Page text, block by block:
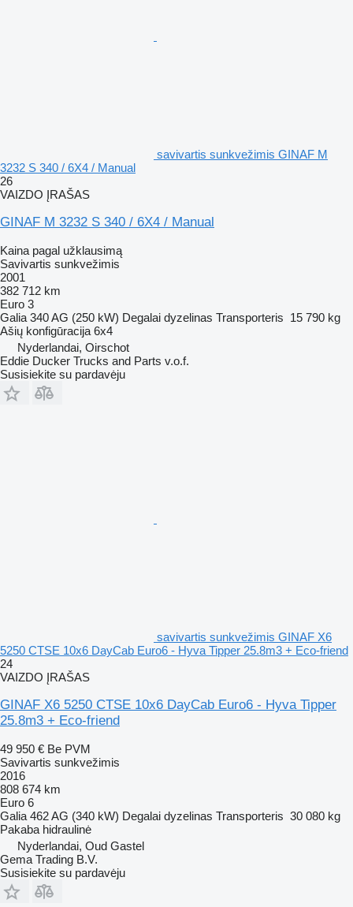
savivartis sunkvežimis GINAF M
3232 S 340 / 6X4 / Manual
26
VAIZDO ĮRAŠAS
GINAF M 3232 S 340 / 6X4 / Manual
Kaina pagal užklausimą
Savivartis sunkvežimis
2001
382 712 km
Euro 3
Galia 340 AG (250 kW) Degalai dyzelinas Transporteris 15 790 kg
Ašių konfigūracija 6x4
Nyderlandai, Oirschot
Eddie Ducker Trucks and Parts v.o.f.
Susisiekite su pardavėju
savivartis sunkvežimis GINAF X6
5250 CTSE 10x6 DayCab Euro6 - Hyva Tipper 25.8m3 + Eco-friend
24
VAIZDO ĮRAŠAS
GINAF X6 5250 CTSE 10x6 DayCab Euro6 - Hyva Tipper
25.8m3 + Eco-friend
49 950 € Be PVM
Savivartis sunkvežimis
2016
808 674 km
Euro 6
Galia 462 AG (340 kW) Degalai dyzelinas Transporteris 30 080 kg
Pakaba hidraulinė
Nyderlandai, Oud Gastel
Gema Trading B.V.
Susisiekite su pardavėju